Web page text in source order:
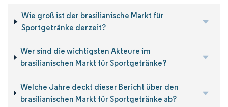
Wie groß ist der brasilianische Markt für
Sportgetränke derzeit?
Wer sind die wichtigsten Akteure im
brasilianischen Markt für Sportgetränke?
Welche Jahre deckt dieser Bericht über den
brasilianischen Markt für Sportgetränke ab?